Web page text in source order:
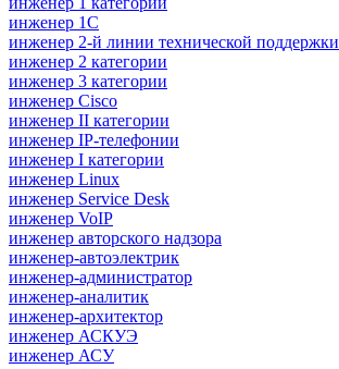
инженер 1С
инженер 2-й линии технической поддержки
инженер 2 категории
инженер 3 категории
инженер Cisco
инженер II категории
инженер IP-телефонии
инженер I категории
инженер Linux
инженер Service Desk
инженер VoIP
инженер авторского надзора
инженер-автоэлектрик
инженер-администратор
инженер-аналитик
инженер-архитектор
инженер АСКУЭ
инженер АСУ